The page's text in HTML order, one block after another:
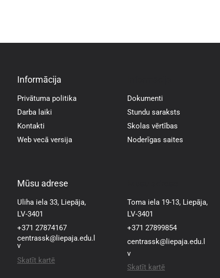
Informācija
Privātuma politika
Darba laiki
Kontakti
Web vecā versija
Dokumenti
Stundu saraksts
Skolas vērtības
Noderīgas saites
Mūsu adrese
Uliha iela 33, Liepāja,
LV-3401
+371 27874167
centrassk@liepaja.edu.l
v
Skatīt kartē
Toma iela 19-13, Liepāja,
LV-3401
+371 27899854
centrassk@liepaja.edu.l
v
Skatīt kartē